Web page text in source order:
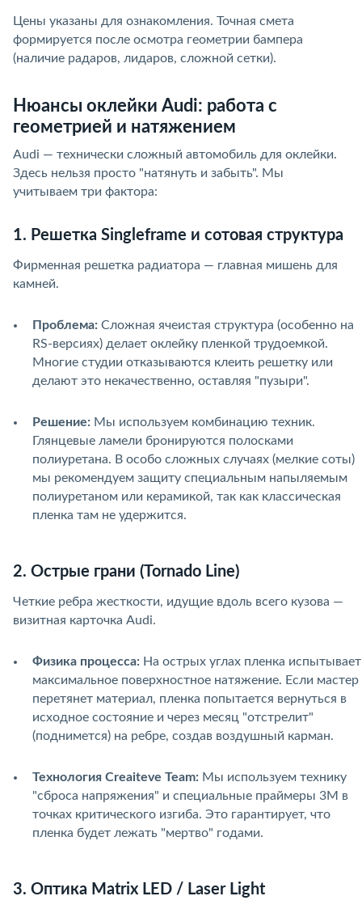
Цены указаны для ознакомления. Точная смета
формируется после осмотра геометрии бампера
(наличие радаров, лидаров, сложной сетки).
Нюансы оклейки Audi: работа с
геометрией и натяжением
Audi — технически сложный автомобиль для оклейки.
Здесь нельзя просто "натянуть и забыть". Мы
учитываем три фактора:
1. Решетка Singleframe и сотовая структура
Фирменная решетка радиатора — главная мишень для
камней.
Проблема: Сложная ячеистая структура (особенно на
RS-версиях) делает оклейку пленкой трудоемкой.
Многие студии отказываются клеить решетку или
делают это некачественно, оставляя "пузыри".
Решение: Мы используем комбинацию техник.
Глянцевые ламели бронируются полосками
полиуретана. В особо сложных случаях (мелкие соты)
мы рекомендуем защиту специальным напыляемым
полиуретаном или керамикой, так как классическая
пленка там не удержится.
2. Острые грани (Tornado Line)
Четкие ребра жесткости, идущие вдоль всего кузова —
визитная карточка Audi.
Физика процесса: На острых углах пленка испытывает
максимальное поверхностное натяжение. Если мастер
перетянет материал, пленка попытается вернуться в
исходное состояние и через месяц "отстрелит"
(поднимется) на ребре, создав воздушный карман.
Технология Creaiteve Team: Мы используем технику
"сброса напряжения" и специальные праймеры 3M в
точках критического изгиба. Это гарантирует, что
пленка будет лежать "мертво" годами.
3. Оптика Matrix LED / Laser Light